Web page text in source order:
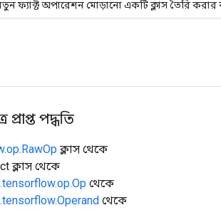
ফ্যাক্ট অপারেশন মোড়ানো একটি ক্লাস তৈরি করার
প্রাপ্ত পদ্ধতি
ক্লাস থেকে
ক্লাস থেকে
থেকে
থেকে